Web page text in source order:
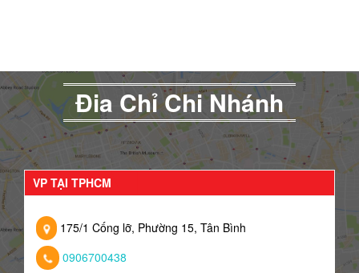
Đia Chỉ Chi Nhánh
VP TẠI TPHCM
175/1 Cống lỡ, Phường 15, Tân Bình
0906700438